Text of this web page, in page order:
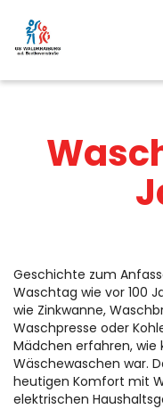
Geschichte zum
Waschtag wie vor 100
wie Zinkwanne,
Waschpresse oder
Mädchen erfahren, wie
Wäschewaschen war.
heutigen Komfort mit
elektrischen